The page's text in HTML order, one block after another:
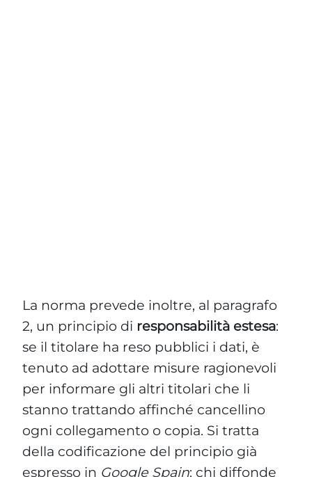
stanno trattando affinché cancellino
ogni collegamento o copia. Si tratta
della codificazione del principio già
espresso inGoogle Spain : chi diffonde
dati personali sul web deve anche
garantire la possibilità di rimuoverli in
modo effettivo e duraturo.
A livello pratico, Google agisce come